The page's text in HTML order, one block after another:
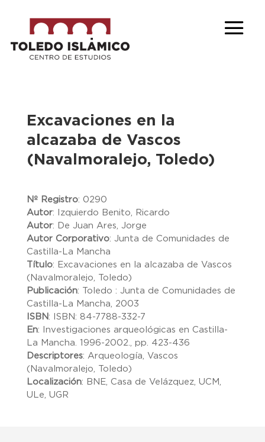
Excavaciones en la
alcazaba de Vascos
(Navalmoralejo, Toledo)
Nº Registro: 0290
Autor:
Izquierdo Benito, Ricardo
Autor: De Juan Ares, Jorge
Autor Corporativo: Junta de Comunidades de
Castilla-La Mancha
Título: Excavaciones en la alcazaba de Vascos
(Navalmoralejo, Toledo)
Publicación:
Toledo : Junta de Comunidades de
Castilla-La Mancha, 2003
ISBN:
ISBN: 84-7788-332-7
En:
Investigaciones arqueológicas en Castilla-
La Mancha. 1996-2002., pp. 423-436
Descriptores: Arqueología, Vascos
(Navalmoralejo, Toledo)
Localización: BNE, Casa de Velázquez, UCM,
ULe, UGR